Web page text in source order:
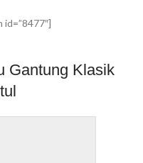
Gantung Klasik